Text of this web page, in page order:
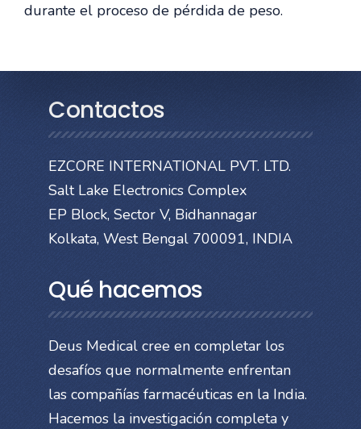
durante el proceso de pérdida de peso.
Contactos
EZCORE INTERNATIONAL PVT. LTD.
Salt Lake Electronics Complex
EP Block, Sector V, Bidhannagar
Kolkata, West Bengal 700091, INDIA
Qué hacemos
Deus Medical cree en completar los
desafíos que normalmente enfrentan
las compañías farmacéuticas en la India.
Hacemos la investigación completa y